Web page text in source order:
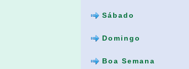
Sábado
Domingo
Boa Semana